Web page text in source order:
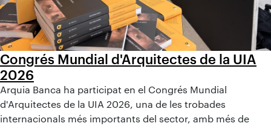
Congrés Mundial d'Arquitectes de la UIA
2026
Arquia Banca ha participat en el Congrés Mundial
d'Arquitectes de la UIA 2026, una de les trobades
internacionals més importants del sector, amb més de